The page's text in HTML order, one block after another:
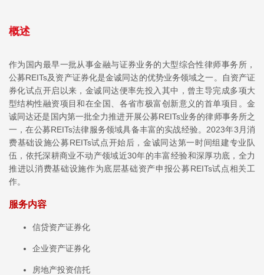
概述
作为国内最早一批从事金融与证券业务的大型综合性律师事务所，
公募REITs及资产证券化是金诚同达的优势业务领域之一。自资产证
券化试点开启以来，金诚同达便率先投入其中，曾主导完成多项大
型结构性融资项目和在全国、各省市极富创新意义的首单项目。金
诚同达还是国内第一批全力推进开展公募REITs业务的律师事务所之
一，在公募REITs法律服务领域具备丰富的实战经验。2023年3月消
费基础设施公募REITs试点开始后，金诚同达第一时间组建专业队
伍，依托深耕商业不动产领域近30年的丰富经验和深厚功底，全力
推进以消费基础设施作为底层基础资产申报公募REITs试点相关工
作。
服务内容
信贷资产证券化
企业资产证券化
房地产投资信托